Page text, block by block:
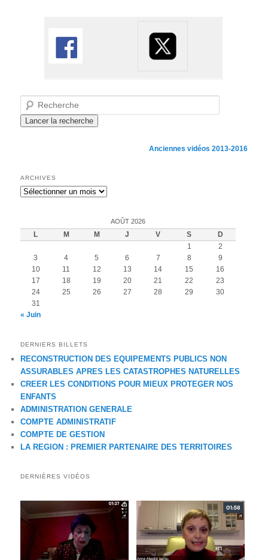
Recherche
Anciennes vidéos 2013-2016
ARCHIVES
Archives
AOÛT 2026
L M M J V S
D
1
2
3
4 5 6 7 8
9
10
11 12 13 14 15
16
17
18 19 20 21 22
23
24
25 26 27 28 29
30
31
« Juin
DERNIERS BILLETS
RECONSTRUCTION DES EQUIPEMENTS PUBLICS NON
ASSURABLES APRES LES CATASTROPHES NATURELLES
CREER LES CONDITIONS POUR MIEUX PROTEGER NOS
ENFANTS
ADMINISTRATION GENERALE
COMPTE ADMINISTRATIF
COMPTE DE GESTION
LA REGION : PREMIER PARTENAIRE DES TERRITOIRES
DERNIÈRES VIDÉOS